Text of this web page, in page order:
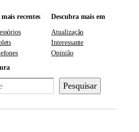
mais recentes Descubra mais em
Atualização
Interessante
Opinião
Pesquisar